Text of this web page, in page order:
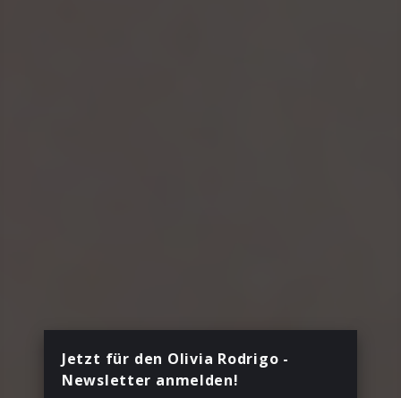
Jetzt für den Olivia Rodrigo -
Newsletter anmelden!